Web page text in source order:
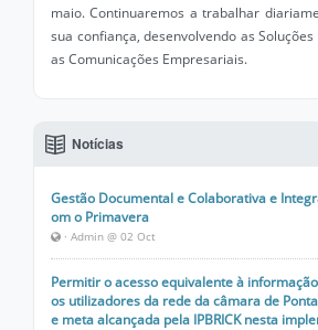
maio. Continuaremos a trabalhar
sua confiança, desenvolvendo as
as Comunicações Empresariais.
Notícias
Gestão Documental e Colaborativa e
om o Primavera
· Admin @ 02 Oct
Permitir o acesso equivalente à
os utilizadores da rede da câmara de
e meta alcançada pela IPBRICK nesta